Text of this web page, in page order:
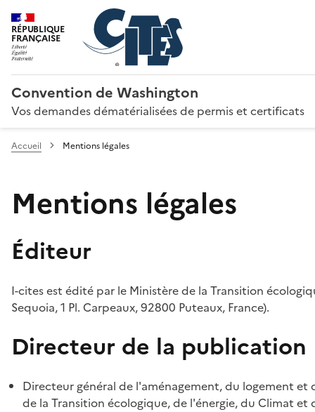
RÉPUBLIQUE
FRANÇAISE
Convention de Washington
Vos demandes dématérialisées de permis et certificats
Accueil Mentions légales
Mentions légales
Éditeur
I-cites est édité par le Ministère de la Transition
Sequoia, 1 Pl. Carpeaux, 92800 Puteaux, France).
Directeur de la publication
Directeur général de l'aménagement, du logement
de la Transition écologique, de l'énergie, du Climat et